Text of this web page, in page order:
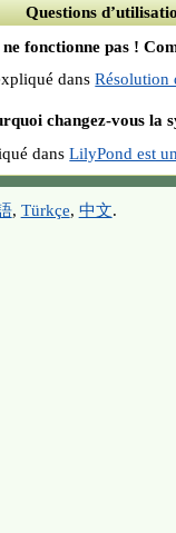
Questions
ne fonctionne pas !
dansRésolution
changez-vous la
dansLilyPond est
, Türkçe, 中文.